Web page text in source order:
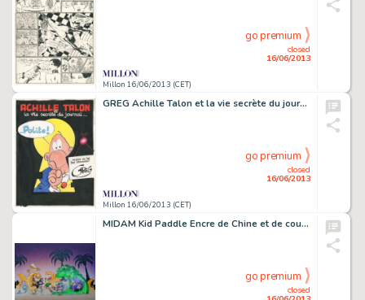
Millon 16/06/2013 (CET)
closed
16/06/2013
go premium
GREG Achille Talon et la vie secrète du journal Â… Polite! Encre de Chine,
Millon 16/06/2013 (CET)
closed
16/06/2013
go premium
MIDAM Kid Paddle Encre de Chine et de couleur pour cette grande illustration
closed
go premium